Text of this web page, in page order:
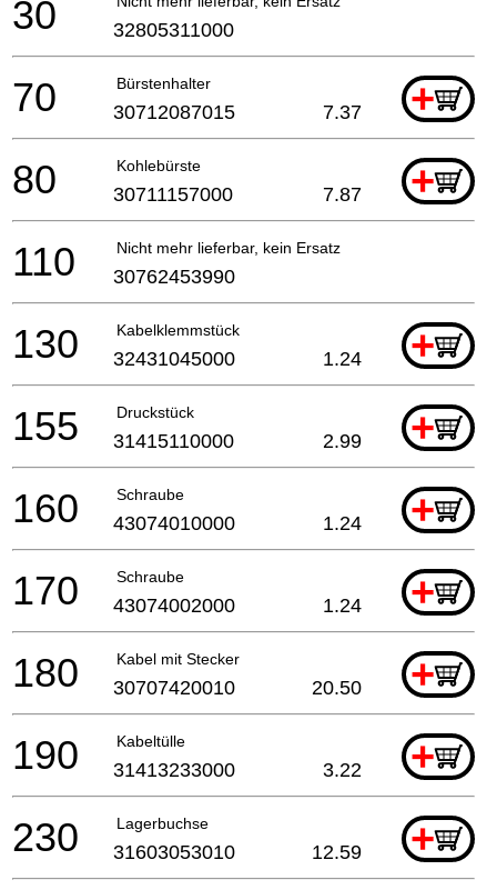
30 32805311000
Bürstenhalter +
70 30712087015 7.37
Kohlebürste +
80 30711157000 7.87
Nicht mehr lieferbar, kein Ersatz
110 30762453990
Kabelklemmstück +
130 32431045000 1.24
Druckstück +
155 31415110000 2.99
Schraube +
160 43074010000 1.24
Schraube +
170 43074002000 1.24
Kabel mit Stecker +
180 30707420010 20.50
Kabeltülle +
190 31413233000 3.22
Lagerbuchse +
230 31603053010 12.59